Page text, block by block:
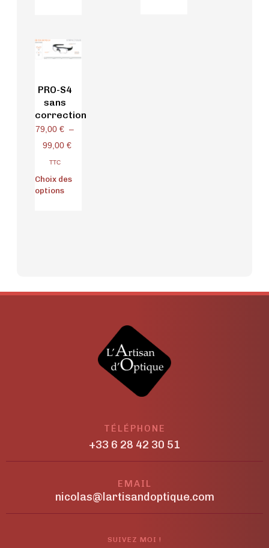
PRO-S4
sans
correction
79,00 € –
99,00 €
TTC
Choix des
options
TÉLÉPHONE
+33 6 28 42 30 51
EMAIL
nicolas@lartisandoptique.com
SUIVEZ MOI !